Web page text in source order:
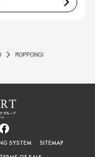
ROPPONGI
SYSTEM
SITEMAP